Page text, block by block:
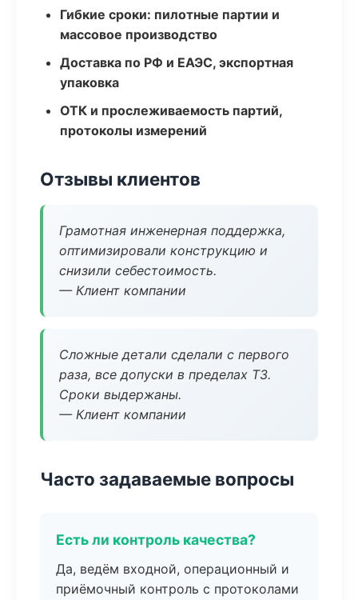
Гибкие сроки: пилотные партии и
массовое производство
Доставка по РФ и ЕАЭС, экспортная
упаковка
ОТК и прослеживаемость партий,
протоколы измерений
Отзывы клиентов
Грамотная инженерная поддержка,
оптимизировали конструкцию и
снизили себестоимость.
— Клиент компании
Сложные детали сделали с первого
раза, все допуски в пределах ТЗ.
Сроки выдержаны.
— Клиент компании
Часто задаваемые вопросы
Есть ли контроль качества?
Да, ведём входной, операционный и
приёмочный контроль с протоколами